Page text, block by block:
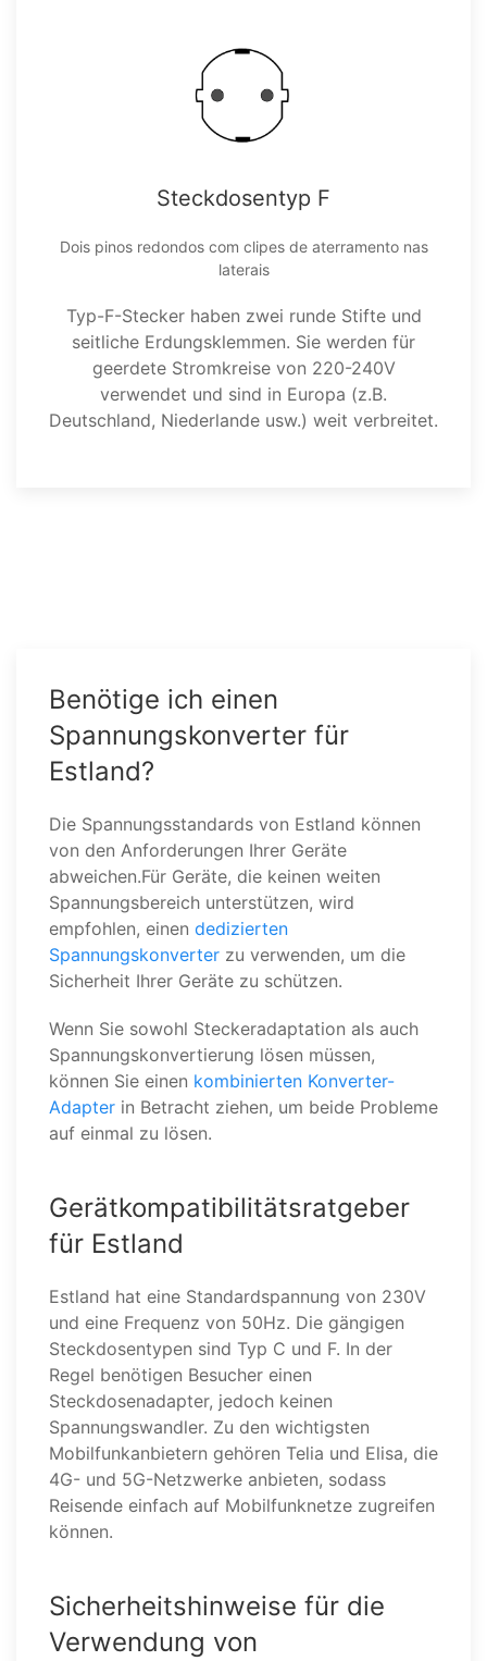
Steckdosentyp F
Dois pinos redondos com clipes de aterramento nas
laterais
Typ-F-Stecker haben zwei runde Stifte und
seitliche Erdungsklemmen. Sie werden für
geerdete Stromkreise von 220-240V
verwendet und sind in Europa (z.B.
Deutschland, Niederlande usw.) weit verbreitet.
Benötige ich einen
Spannungskonverter für
Estland?
Die Spannungsstandards von Estland können
von den Anforderungen Ihrer Geräte
abweichen.Für Geräte, die keinen weiten
Spannungsbereich unterstützen, wird
empfohlen, einen dedizierten
Spannungskonverter zu verwenden, um die
Sicherheit Ihrer Geräte zu schützen.
Wenn Sie sowohl Steckeradaptation als auch
Spannungskonvertierung lösen müssen,
können Sie einen kombinierten Konverter-
Adapter in Betracht ziehen, um beide Probleme
auf einmal zu lösen.
Gerätkompatibilitätsratgeber
für Estland
Estland hat eine Standardspannung von 230V
und eine Frequenz von 50Hz. Die gängigen
Steckdosentypen sind Typ C und F. In der
Regel benötigen Besucher einen
Steckdosenadapter, jedoch keinen
Spannungswandler. Zu den wichtigsten
Mobilfunkanbietern gehören Telia und Elisa, die
4G- und 5G-Netzwerke anbieten, sodass
Reisende einfach auf Mobilfunknetze zugreifen
können.
Sicherheitshinweise für die
Verwendung von